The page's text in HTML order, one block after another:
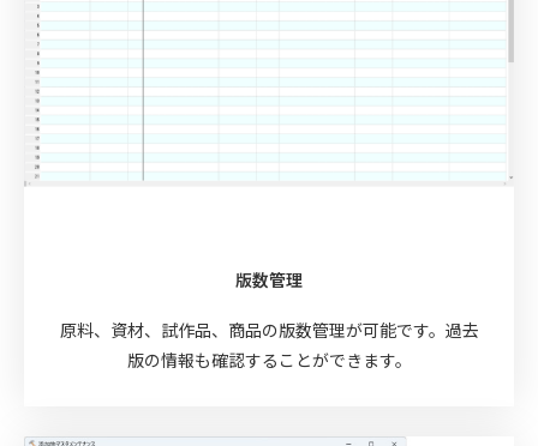
版数管理
原料、資材、試作品、商品の版数管理が可能です。過去
版の情報も確認することができます。